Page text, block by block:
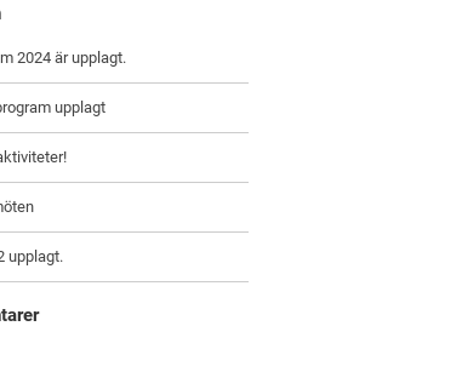
2024 är upplagt.
upplagt
upplagt.